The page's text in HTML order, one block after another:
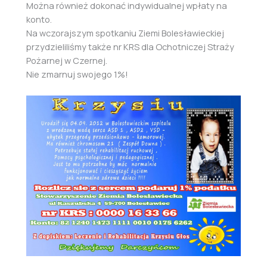
Można również dokonać indywidualnej wpłaty na
konto.
Na wczorajszym spotkaniu Ziemi Bolesławieckiej
przydzieliliśmy także nr KRS dla Ochotniczej Straży
Pożarnej w Czernej.
Nie zmarnuj swojego 1%!